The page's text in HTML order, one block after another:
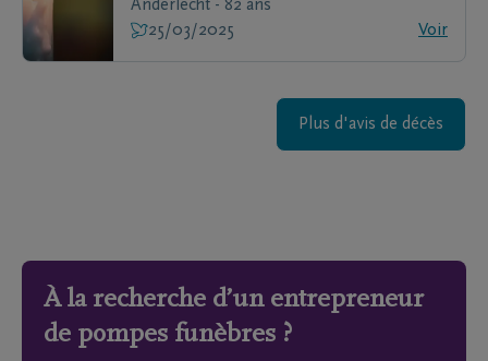
Anderlecht - 82 ans
25/03/2025
Voir
Plus d'avis de décès
À la recherche d’un entrepreneur
de pompes funèbres ?